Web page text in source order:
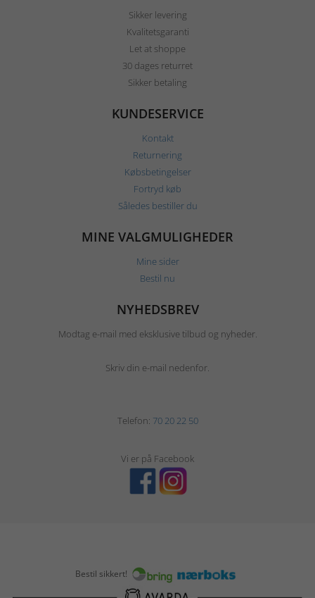
Sikker levering
Kvalitetsgaranti
Let at shoppe
30 dages returret
Sikker betaling
KUNDESERVICE
Kontakt
Returnering
Købsbetingelser
Fortryd køb
Således bestiller du
MINE VALGMULIGHEDER
Mine sider
Bestil nu
NYHEDSBREV
Modtag e-mail med eksklusive tilbud og nyheder.
Skriv din e-mail nedenfor.
Telefon: 70 20 22 50
Vi er på Facebook
Bestil sikkert!